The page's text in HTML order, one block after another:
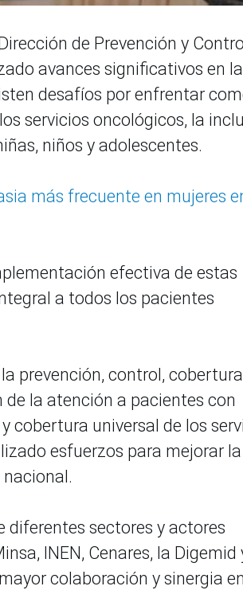
de Prevención y
avances significativos en la
desafíos por enfrentar
servicios oncológicos, la
niños y adolescentes.
más frecuente en mujeres
efectiva de estas
a todos los pacientes
prevención, control, cobertura
la atención a pacientes con
cobertura universal de los
esfuerzos para mejorar la
diferentes sectores y actores
INEN, Cenares, la Digemid
colaboración y sinergia